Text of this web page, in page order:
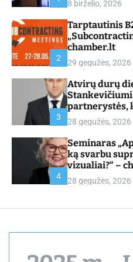
8 birželio, 2026
2
Tarptautinis
chamber.lt
29 gegužės, 2026
3
Atvirų durų
partnerystės,
chamber.lt
28 gegužės, 2026
4
Seminaras
ką svarbu
vizualiai?“ –
28 gegužės, 2026